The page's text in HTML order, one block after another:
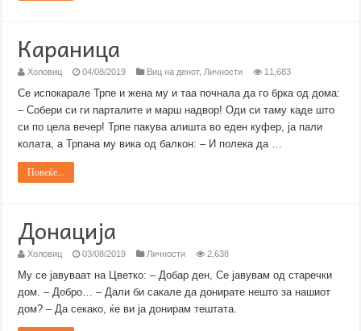
Караница
Холовиц 04/08/2019 Виц на денот, Личности 11,683
Се испокарале Трпе и жена му и таа почнала да го брка од дома:
– Собери си ги парталите и марш надвор! Оди си таму каде што
си по цела вечер! Трпе пакува алишта во еден куфер, ја пали
колата, а Трпана му вика од балкон: – И полека да …
Повеќе...
Донација
Холовиц 03/08/2019 Личности 2,638
Му се јавуваат на Цветко: – Добар ден, Се јавувам од старечки
дом. – Добро… – Дали би сакале да донирате нешто за нашиот
дом? – Да секако, ќе ви ја донирам тештата.